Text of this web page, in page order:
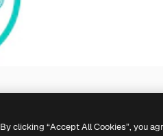
By clicking “Accept All Cookies”, you